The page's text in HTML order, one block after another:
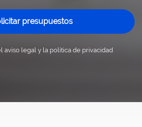
presupuestos
aviso legal y la política de privacidad